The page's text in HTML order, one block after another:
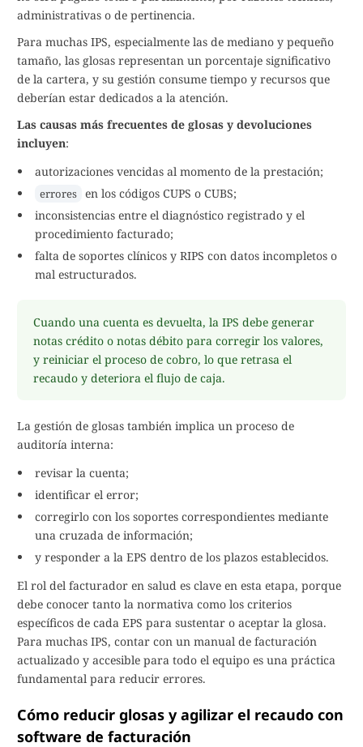
administrativas o de pertinencia.
Para muchas IPS, especialmente las de mediano y pequeño
tamaño, las glosas representan un porcentaje significativo
de la cartera, y su gestión consume tiempo y recursos que
deberían estar dedicados a la atención.
Las causas más frecuentes de glosas y devoluciones
incluyen:
autorizaciones vencidas al momento de la prestación;
errores en los códigos CUPS o CUBS;
inconsistencias entre el diagnóstico registrado y el
procedimiento facturado;
falta de soportes clínicos y RIPS con datos incompletos o
mal estructurados.
Cuando una cuenta es devuelta, la IPS debe generar
notas crédito o notas débito para corregir los valores,
y reiniciar el proceso de cobro, lo que retrasa el
recaudo y deteriora el flujo de caja.
La gestión de glosas también implica un proceso de
auditoría interna:
revisar la cuenta;
identificar el error;
corregirlo con los soportes correspondientes mediante
una cruzada de información;
y responder a la EPS dentro de los plazos establecidos.
El rol del facturador en salud es clave en esta etapa, porque
debe conocer tanto la normativa como los criterios
específicos de cada EPS para sustentar o aceptar la glosa.
Para muchas IPS, contar con un manual de facturación
actualizado y accesible para todo el equipo es una práctica
fundamental para reducir errores.
Cómo reducir glosas y agilizar el recaudo con
software de facturación